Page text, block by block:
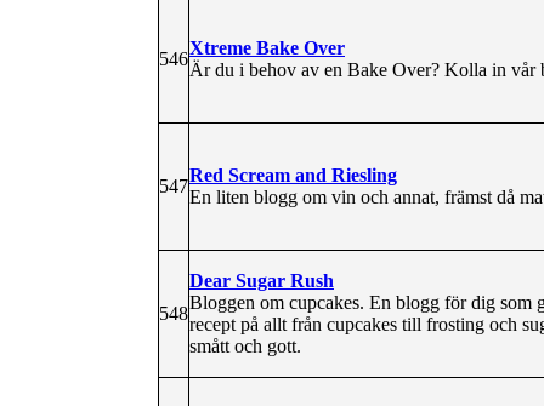
546
Xtreme Bake Over
Är du i behov av en Bake Over? Kolla in vår
547
Red Scream and Riesling
En liten blogg om vin och annat, främst då
548
Dear Sugar Rush
Bloggen om cupcakes. En blogg för dig
recept på allt från cupcakes till frosting och
smått och gott.